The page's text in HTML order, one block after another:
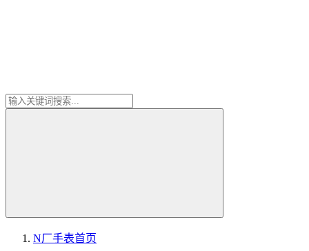
N厂手表首页